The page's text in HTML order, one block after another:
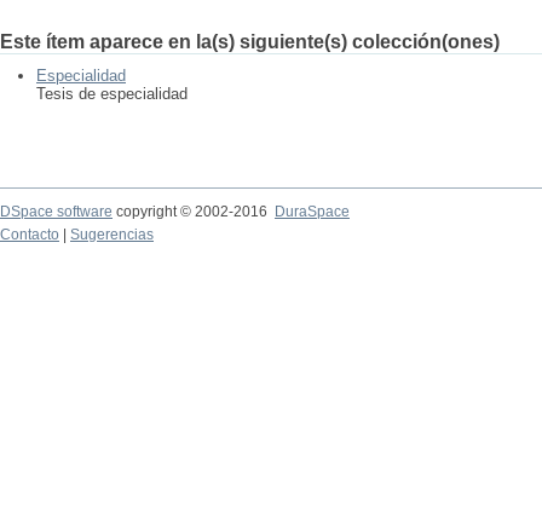
Este ítem aparece en la(s) siguiente(s) colección(ones)
Especialidad
Tesis de especialidad
DSpace software copyright © 2002-2016
DuraSpace
Contacto
Sugerencias